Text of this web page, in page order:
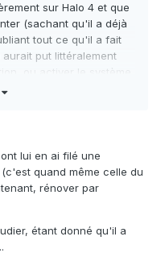
sur Halo 4 et que
(sachant qu'il a déjà
tout ce qu'il a fait
put littéralement
ou activer le système
qu'il est retournée sur
de la charge Spartane,
stabilisateurs.
?
lui en ai filé une
quand même celle du
rénover par
étant donné qu'il a